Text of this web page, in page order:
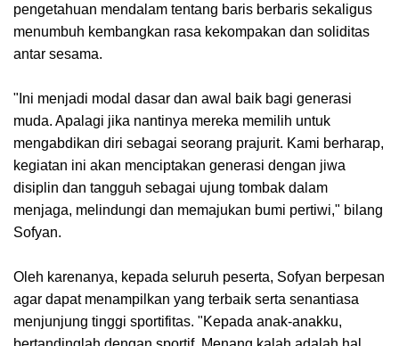
pengetahuan mendalam tentang baris berbaris sekaligus
menumbuh kembangkan rasa kekompakan dan soliditas
antar sesama.
"Ini menjadi modal dasar dan awal baik bagi generasi
muda. Apalagi jika nantinya mereka memilih untuk
mengabdikan diri sebagai seorang prajurit. Kami berharap,
kegiatan ini akan menciptakan generasi dengan jiwa
disiplin dan tangguh sebagai ujung tombak dalam
menjaga, melindungi dan memajukan bumi pertiwi," bilang
Sofyan.
Oleh karenanya, kepada seluruh peserta, Sofyan berpesan
agar dapat menampilkan yang terbaik serta senantiasa
menjunjung tinggi sportifitas. "Kepada anak-anakku,